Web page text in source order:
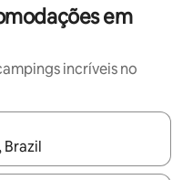
em
incríveis no
disponíveis, explore-os